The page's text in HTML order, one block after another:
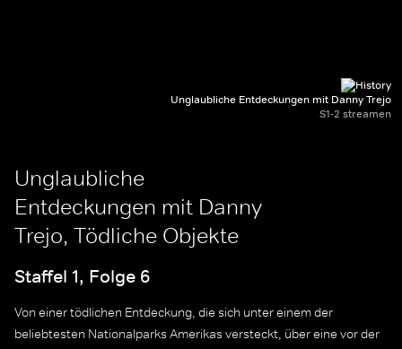
Unglaubliche Entdeckungen mit Danny Trejo
S1-2 streamen
Unglaubliche
Entdeckungen mit Danny
Trejo, Tödliche Objekte
Staffel 1, Folge 6
Von einer tödlichen Entdeckung, die sich unter einem der
beliebtesten Nationalparks Amerikas versteckt, über eine vor der